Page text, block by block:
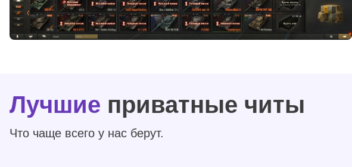
Лучшие приватные читы
Что чаще всего у нас берут.